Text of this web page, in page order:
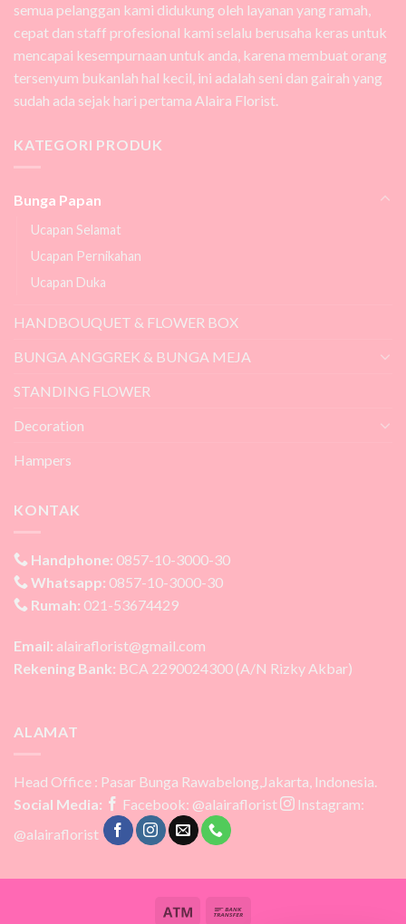
semua pelanggan kami didukung oleh layanan yang ramah,
cepat dan staff profesional kami selalu berusaha keras untuk
mencapai kesempurnaan untuk anda, karena membuat orang
tersenyum bukanlah hal kecil, ini adalah seni dan gairah yang
sudah ada sejak hari pertama Alaira Florist.
KATEGORI PRODUK
Bunga Papan
Ucapan Selamat
Ucapan Pernikahan
Ucapan Duka
HANDBOUQUET & FLOWER BOX
BUNGA ANGGREK & BUNGA MEJA
STANDING FLOWER
Decoration
Hampers
KONTAK
Handphone: 0857-10-3000-30
Whatsapp: 0857-10-3000-30
Rumah: 021-53674429
Email: alairaflorist@gmail.com
Rekening Bank: BCA 2290024300 (A/N Rizky Akbar)
ALAMAT
Head Office : Pasar Bunga Rawabelong,Jakarta, Indonesia.
Social Media:
Facebook: @alairaflorist
Instagram:
@alairaflorist